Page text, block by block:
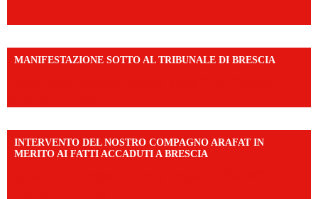
MANIFESTAZIONE SOTTO AL TRIBUNALE DI BRESCIA
INTERVENTO DEL NOSTRO COMPAGNO ARAFAT IN
MERITO AI FATTI ACCADUTI A BRESCIA